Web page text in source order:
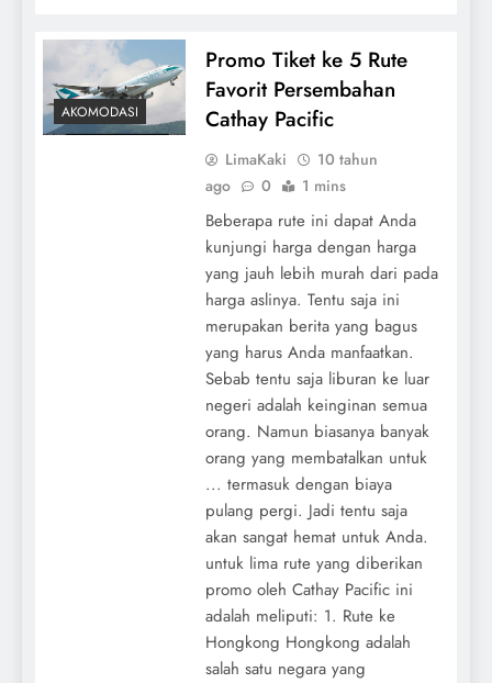
AKOMODASI
Promo Tiket ke 5 Rute
Favorit Persembahan
Cathay Pacific
LimaKaki
10 tahun
ago
0 1 mins
Beberapa rute ini dapat Anda
kunjungi harga dengan harga
yang jauh lebih murah dari pada
harga aslinya. Tentu saja ini
merupakan berita yang bagus
yang harus Anda manfaatkan.
Sebab tentu saja liburan ke luar
negeri adalah keinginan semua
orang. Namun biasanya banyak
orang yang membatalkan untuk
... termasuk dengan biaya
pulang pergi. Jadi tentu saja
akan sangat hemat untuk Anda.
untuk lima rute yang diberikan
promo oleh Cathay Pacific ini
adalah meliputi: 1. Rute ke
Hongkong Hongkong adalah
salah satu negara yang